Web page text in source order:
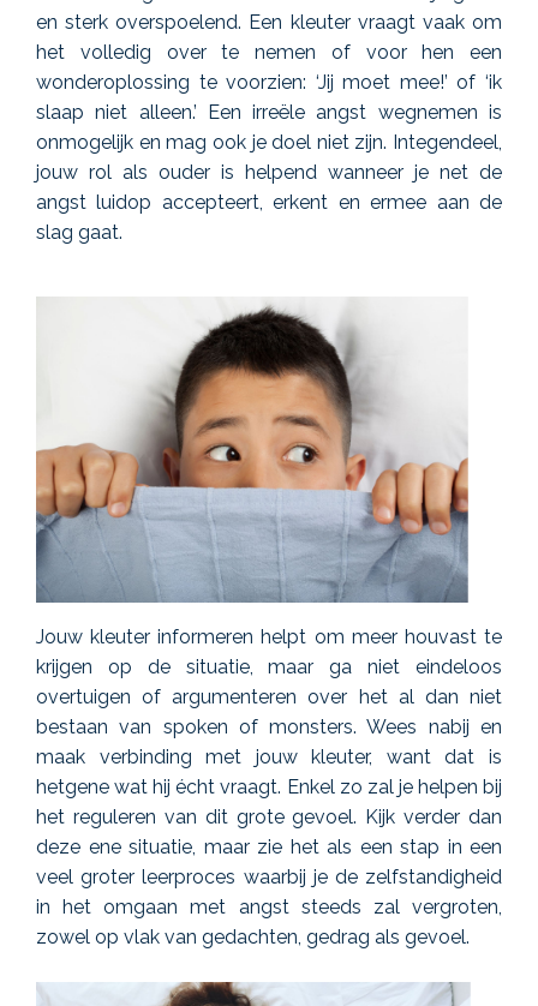
en sterk overspoelend. Een kleuter vraagt vaak om
het volledig over te nemen of voor hen een
wonderoplossing te voorzien: ‘Jij moet mee!’ of ‘ik
slaap niet alleen.’ Een irreële angst wegnemen is
onmogelijk en mag ook je doel niet zijn. Integendeel,
jouw rol als ouder is helpend wanneer je net de
angst luidop accepteert, erkent en ermee aan de
slag gaat.
Jouw kleuter informeren helpt om meer houvast te
krijgen op de situatie, maar ga niet eindeloos
overtuigen of argumenteren over het al dan niet
bestaan van spoken of monsters. Wees nabij en
maak verbinding met jouw kleuter, want dat is
hetgene wat hij écht vraagt. Enkel zo zal je helpen bij
het reguleren van dit grote gevoel. Kijk verder dan
deze ene situatie, maar zie het als een stap in een
veel groter leerproces waarbij je de zelfstandigheid
in het omgaan met angst steeds zal vergroten,
zowel op vlak van gedachten, gedrag als gevoel.